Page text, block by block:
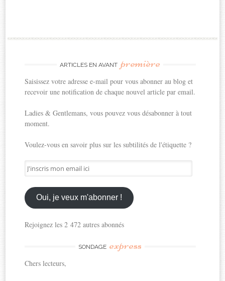
ARTICLES EN AVANT première
Saisissez votre adresse e-mail pour vous abonner au blog et
recevoir une notification de chaque nouvel article par email.
Ladies & Gentlemans, vous pouvez vous désabonner à tout
moment.
Voulez-vous en savoir plus sur les subtilités de l'étiquette ?
J'inscris
mon
email
ici
Oui, je veux m'abonner !
Rejoignez les 2 472 autres abonnés
SONDAGE express
Chers lecteurs,